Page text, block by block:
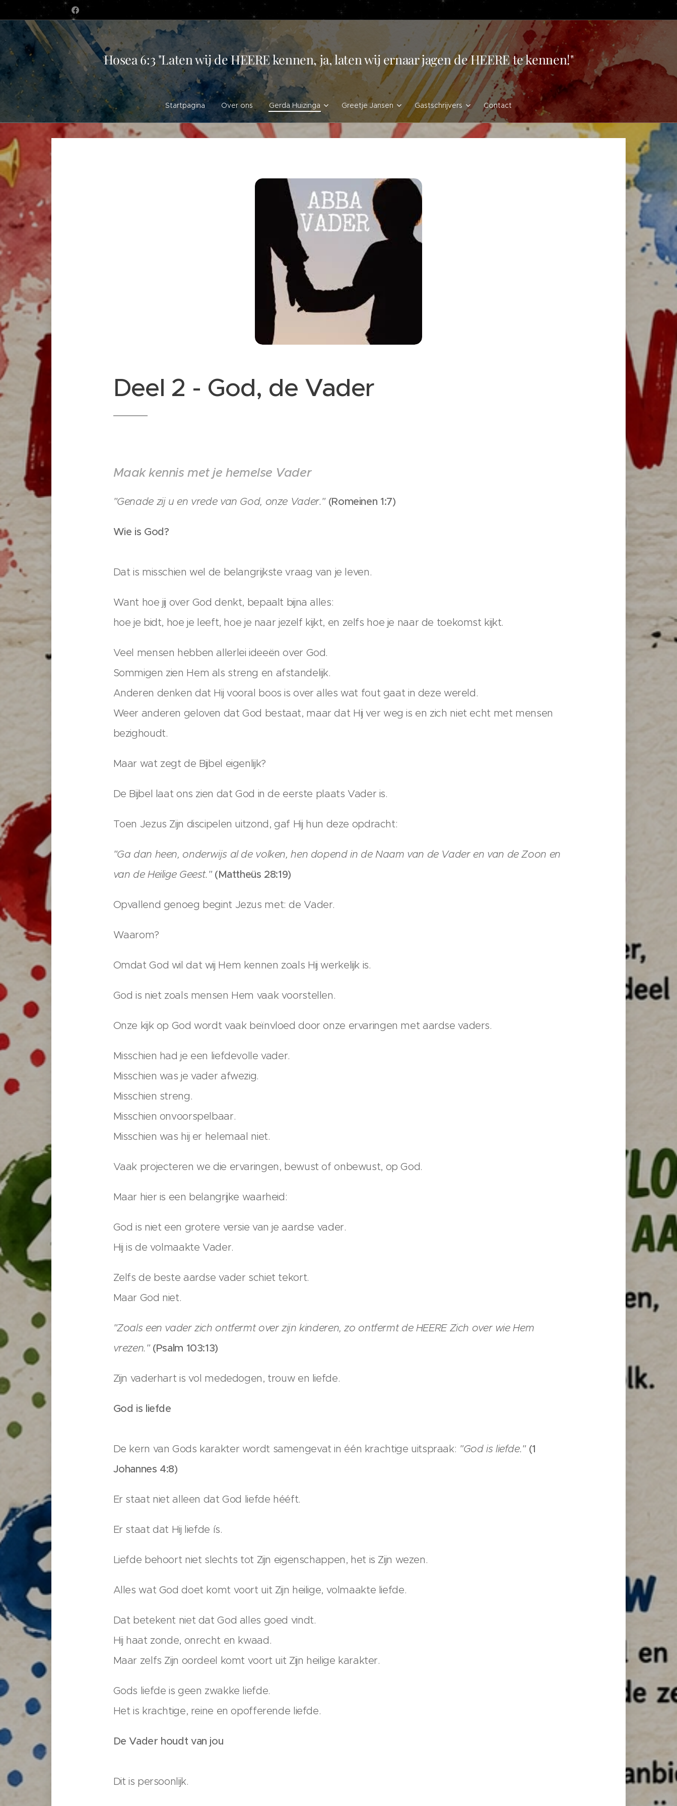
Hosea 6:3 "Laten wij de HEERE kennen, ja, laten wij ernaar jagen de HEERE te kennen!"
Startpagina Over ons Gerda Huizinga Greetje Jansen Gastschrijvers Contact
Deel 2 - God, de Vader
Maak kennis met je hemelse Vader
"Genade zij u en vrede van God, onze Vader." (Romeinen 1:7)
Wie is God?
Dat is misschien wel de belangrijkste vraag van je leven.
Want hoe jij over God denkt, bepaalt bijna alles:
hoe je bidt, hoe je leeft, hoe je naar jezelf kijkt, en zelfs hoe je naar de toekomst kijkt.
Veel mensen hebben allerlei ideeën over God.
Sommigen zien Hem als streng en afstandelijk.
Anderen denken dat Hij vooral boos is over alles wat fout gaat in deze wereld.
Weer anderen geloven dat God bestaat, maar dat Hij ver weg is en zich niet echt met mensen
bezighoudt.
Maar wat zegt de Bijbel eigenlijk?
De Bijbel laat ons zien dat God in de eerste plaats Vader is.
Toen Jezus Zijn discipelen uitzond, gaf Hij hun deze opdracht:
"Ga dan heen, onderwijs al de volken, hen dopend in de Naam van de Vader en van de Zoon en
van de Heilige Geest." (Mattheüs 28:19)
Opvallend genoeg begint Jezus met: de Vader.
Waarom?
Omdat God wil dat wij Hem kennen zoals Hij werkelijk is.
God is niet zoals mensen Hem vaak voorstellen.
Onze kijk op God wordt vaak beïnvloed door onze ervaringen met aardse vaders.
Misschien had je een liefdevolle vader.
Misschien was je vader afwezig.
Misschien streng.
Misschien onvoorspelbaar.
Misschien was hij er helemaal niet.
Vaak projecteren we die ervaringen, bewust of onbewust, op God.
Maar hier is een belangrijke waarheid:
God is niet een grotere versie van je aardse vader.
Hij is de volmaakte Vader.
Zelfs de beste aardse vader schiet tekort.
Maar God niet.
"Zoals een vader zich ontfermt over zijn kinderen, zo ontfermt de HEERE Zich over wie Hem
vrezen." (Psalm 103:13)
Zijn vaderhart is vol mededogen, trouw en liefde.
God is liefde
De kern van Gods karakter wordt samengevat in één krachtige uitspraak: "God is liefde." (1
Johannes 4:8)
Er staat niet alleen dat God liefde hééft.
Er staat dat Hij liefde ís.
Liefde behoort niet slechts tot Zijn eigenschappen, het is Zijn wezen.
Alles wat God doet komt voort uit Zijn heilige, volmaakte liefde.
Dat betekent niet dat God alles goed vindt.
Hij haat zonde, onrecht en kwaad.
Maar zelfs Zijn oordeel komt voort uit Zijn heilige karakter.
Gods liefde is geen zwakke liefde.
Het is krachtige, reine en opofferende liefde.
De Vader houdt van jou
Dit is persoonlijk.